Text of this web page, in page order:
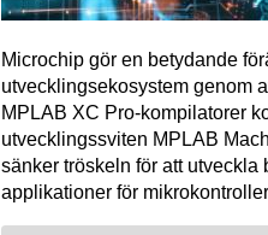
Microchip gör en betydande
utvecklingsekosystem genom
MPLAB XC Pro-kompilatorer
utvecklingssviten MPLAB
sänker tröskeln för att utveckla
applikationer för